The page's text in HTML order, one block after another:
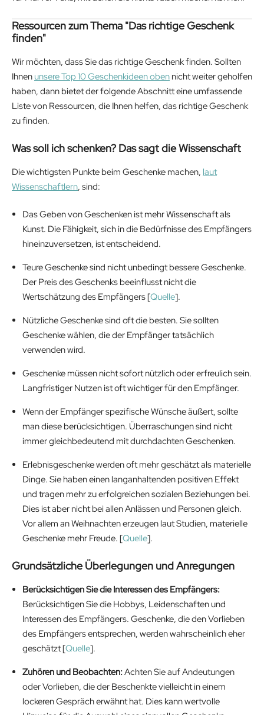
Ressourcen zum Thema "Das richtige Geschenk
finden"
Wir möchten, dass Sie das richtige Geschenk finden. Sollten
Ihnen unsere Top 10 Geschenkideen oben nicht weiter geholfen
haben, dann bietet der folgende Abschnitt eine umfassende
Liste von Ressourcen, die Ihnen helfen, das richtige Geschenk
zu finden.
Was soll ich schenken? Das sagt die Wissenschaft
Die wichtigsten Punkte beim Geschenke machen, laut
Wissenschaftlern, sind:
Das Geben von Geschenken ist mehr Wissenschaft als
Kunst. Die Fähigkeit, sich in die Bedürfnisse des Empfängers
hineinzuversetzen, ist entscheidend.
Teure Geschenke sind nicht unbedingt bessere Geschenke.
Der Preis des Geschenks beeinflusst nicht die
Wertschätzung des Empfängers [Quelle].
Nützliche Geschenke sind oft die besten. Sie sollten
Geschenke wählen, die der Empfänger tatsächlich
verwenden wird.
Geschenke müssen nicht sofort nützlich oder erfreulich sein.
Langfristiger Nutzen ist oft wichtiger für den Empfänger.
Wenn der Empfänger spezifische Wünsche äußert, sollte
man diese berücksichtigen. Überraschungen sind nicht
immer gleichbedeutend mit durchdachten Geschenken.
Erlebnisgeschenke werden oft mehr geschätzt als materielle
Dinge. Sie haben einen langanhaltenden positiven Effekt
und tragen mehr zu erfolgreichen sozialen Beziehungen bei.
Dies ist aber nicht bei allen Anlässen und Personen gleich.
Vor allem an Weihnachten erzeugen laut Studien, materielle
Geschenke mehr Freude. [Quelle].
Grundsätzliche Überlegungen und Anregungen
Berücksichtigen Sie die Interessen des Empfängers:
Berücksichtigen Sie die Hobbys, Leidenschaften und
Interessen des Empfängers. Geschenke, die den Vorlieben
des Empfängers entsprechen, werden wahrscheinlich eher
geschätzt [Quelle].
Zuhören und Beobachten:Achten Sie auf Andeutungen
oder Vorlieben, die der Beschenkte vielleicht in einem
lockeren Gespräch erwähnt hat. Dies kann wertvolle